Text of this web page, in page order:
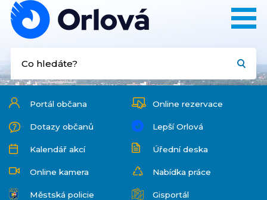
Portál občana Online rezervace
Dotazy občanů Lepší Orlová
Kalendář akcí Úřední deska
Online kamera Nabídka práce
Městská policie Gisportál